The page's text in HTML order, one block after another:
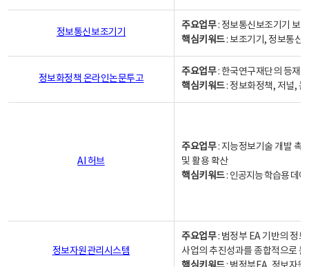
정보통신보조기기
주요업무: 정보통신보조기기 보
핵심키워드: 보조기기, 정보통신
정보화정책 온라인논문투고
주요업무: 한국연구재단의 등재
핵심키워드: 정보화정책, 저널,
AI 허브
주요업무: 지능정보기술 개발 촉
및 활용 확산
핵심키워드: 인공지능 학습용 데
정보자원관리시스템
주요업무: 범정부 EA 기반의 정
사업의 추진성과를 종합적으로